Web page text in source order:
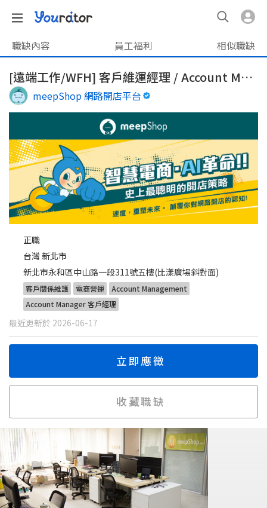
職缺內容 員工福利 相似職缺
[遠端工作/WFH] 客戶維運經理 / Account Manager
meepShop 網路開店平台
正職
台灣 新北市
新北市永和區中山路一段311號五樓(比漾廣場斜對面)
客戶關係維護 電商營運
Account Management
Account Manager 客戶經理
最近更新於 2026-06-17
立即應徵
收藏職缺